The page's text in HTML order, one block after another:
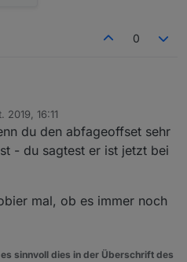
0
ja nicht nur um einen oder zwei,
die ganze Anzahl
an einem oder sogar an zwei AP
drauf 15 oder 24(24 sind alle)
dann auch die Geräte
2019, 16:11
du den abfageoffset sehr
- du sagtest er ist jetzt bei
mal, ob es immer noch
sinnvoll dies in der Überschrift des